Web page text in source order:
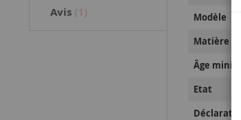
Avis 1 Modèle
Matière
Âge
Etat